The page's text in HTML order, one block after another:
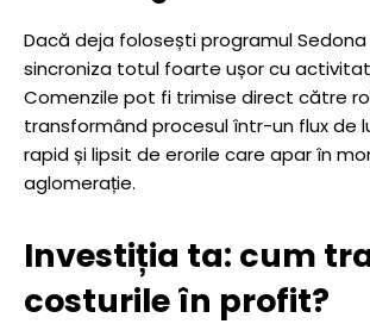
Dacă deja folosești programul Sedona
sincroniza totul foarte ușor cu
Comenzile pot fi trimise direct către
transformând procesul într-un flux de
rapid și lipsit de erorile care apar în
aglomerație.
Investiția ta: cum
costurile în profit?